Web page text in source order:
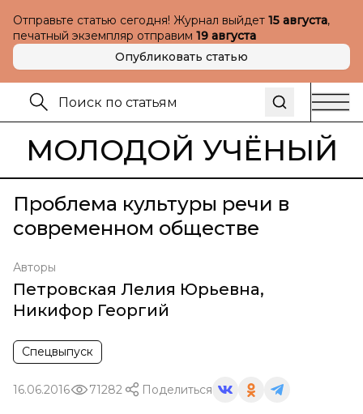
Отправьте статью сегодня! Журнал выйдет 15 августа,
печатный экземпляр отправим 19 августа
Опубликовать статью
МОЛОДОЙ УЧЁНЫЙ
Проблема культуры речи в
современном обществе
Авторы
Петровская Лелия Юрьевна,
Никифор Георгий
Спецвыпуск
16.06.2016 71282 Поделиться